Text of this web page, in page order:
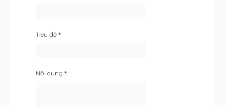
Tiêu đề *
Nội dung *